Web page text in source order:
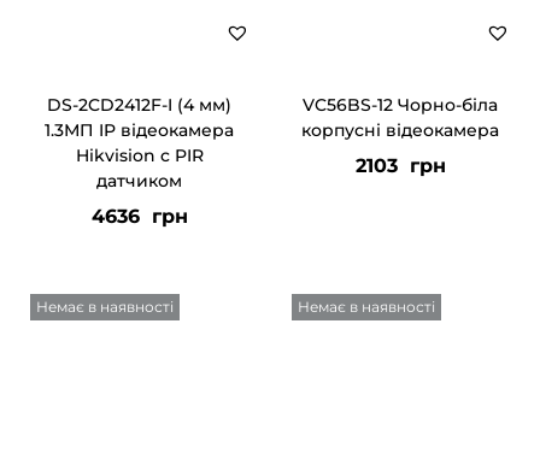
DS-2CD2412F-I (4 мм)
1.3МП IP відеокамера
Hikvision c PIR
датчиком
4636 грн
VC56BS-12 Чорно-біла
корпусні відеокамера
2103 грн
Немає в наявності Немає в наявності